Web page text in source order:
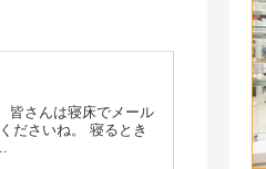
皆さんは寝床でメール
ださいね。 寝るとき